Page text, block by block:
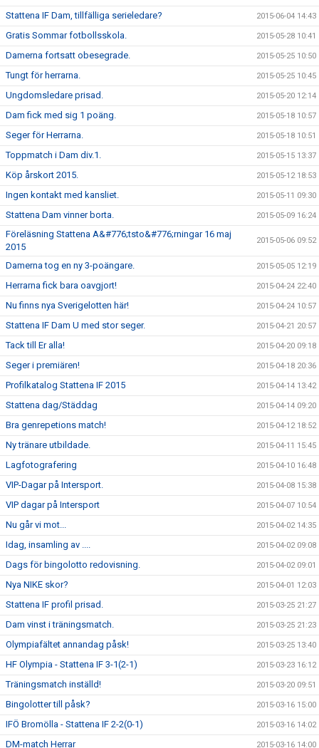
Stattena IF Dam, tillfälliga serieledare? 2015-06-04 14:43
Gratis Sommar fotbollsskola. 2015-05-28 10:41
Damerna fortsatt obesegrade. 2015-05-25 10:50
Tungt för herrarna. 2015-05-25 10:45
Ungdomsledare prisad. 2015-05-20 12:14
Dam fick med sig 1 poäng. 2015-05-18 10:57
Seger för Herrarna. 2015-05-18 10:51
Toppmatch i Dam div.1. 2015-05-15 13:37
Köp årskort 2015. 2015-05-12 18:53
Ingen kontakt med kansliet. 2015-05-11 09:30
Stattena Dam vinner borta. 2015-05-09 16:24
Föreläsning Stattena A&#776;tsto&#776;rningar 16 maj
2015
2015-05-06 09:52
Damerna tog en ny 3-poängare. 2015-05-05 12:19
Herrarna fick bara oavgjort! 2015-04-24 22:40
Nu finns nya Sverigelotten här! 2015-04-24 10:57
Stattena IF Dam U med stor seger. 2015-04-21 20:57
Tack till Er alla! 2015-04-20 09:18
Seger i premiären! 2015-04-18 20:36
Profilkatalog Stattena IF 2015 2015-04-14 13:42
Stattena dag/Städdag 2015-04-14 09:20
Bra genrepetions match! 2015-04-12 18:52
Ny tränare utbildade. 2015-04-11 15:45
Lagfotografering 2015-04-10 16:48
VIP-Dagar på Intersport. 2015-04-08 15:38
VIP dagar på Intersport 2015-04-07 10:54
Nu går vi mot... 2015-04-02 14:35
Idag, insamling av .... 2015-04-02 09:08
Dags för bingolotto redovisning. 2015-04-02 09:01
Nya NIKE skor? 2015-04-01 12:03
Stattena IF profil prisad. 2015-03-25 21:27
Dam vinst i träningsmatch. 2015-03-25 21:23
Olympiafältet annandag påsk! 2015-03-25 13:40
HF Olympia - Stattena IF 3-1(2-1) 2015-03-23 16:12
Träningsmatch inställd! 2015-03-20 09:51
Bingolotter till påsk? 2015-03-16 15:00
IFÖ Bromölla - Stattena IF 2-2(0-1) 2015-03-16 14:02
DM-match Herrar 2015-03-16 14:00